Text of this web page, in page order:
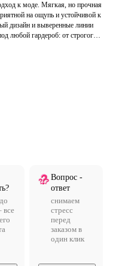
к моде. Мягкая, но прочная
на ощупь и устойчивой к
дизайн и выверенные линии
любой гардероб: от строгого
ставит в нем элегантную точку,
все
Вопрос -
ответ
снимаем
стресс
перед
заказом в
один клик